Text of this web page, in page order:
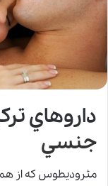
داروهاي
جنسي
مثروديطوس كه از